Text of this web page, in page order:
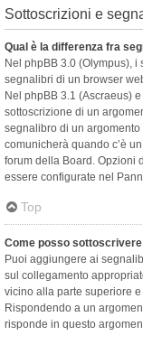
Sottoscrizioni e
Qual è la differenza fra
Nel phpBB 3.0 (Olympus),
segnalibri di un browser
Nel phpBB 3.1 (Ascraeus)
sottoscrizione di un
segnalibro di un
comunicherà quando c’è
forum della Board. Opzioni
essere configurate nel
Top
Come posso
Puoi aggiungere ai
sul collegamento
vicino alla parte superiore
Rispondendo a un
risponde in questo